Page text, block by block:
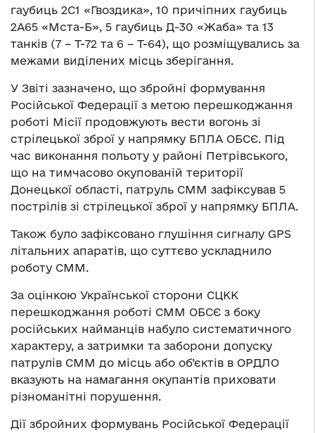
гаубиць 2С1 «Гвоздика», 10 причіпних гаубиць
2А65 «Мста-Б», 5 гаубиць Д-30 «Жаба» та 13
танків (7 – Т-72 та 6 – Т-64), що розміщувались за
межами виділених місць зберігання.
У Звіті зазначено, що збройні формування
Російської Федерації з метою перешкоджання
роботі Місії продовжують вести вогонь зі
стрілецької зброї у напрямку БПЛА ОБСЄ. Під
час виконання польоту у районі Петрівського,
що на тимчасово окупованій території
Донецької області, патруль СММ зафіксував 5
пострілів зі стрілецької зброї у напрямку БПЛА.
Також було зафіксовано глушіння сигналу GPS
літальних апаратів, що суттєво ускладнило
роботу СММ.
За оцінкою Української сторони СЦКК
перешкоджання роботі СММ ОБСЄ з боку
російських найманців набуло систематичного
характеру, а затримки та заборони допуску
патрулів СММ до місць або об’єктів в ОРДЛО
вказують на намагання окупантів приховати
різноманітні порушення.
Дії збройних формувань Російської Федерації